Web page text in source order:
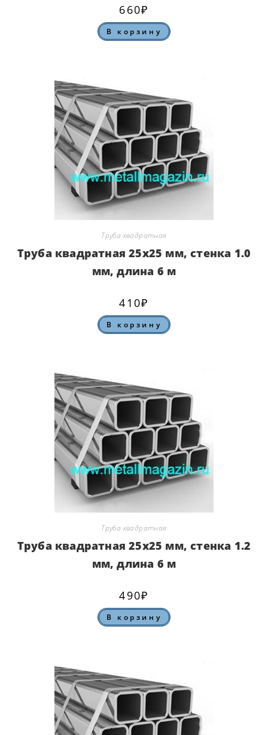
660₽
В корзину
Труба квадратная
Труба квадратная 25х25 мм, стенка 1.0
мм, длина 6 м
410₽
В корзину
Труба квадратная
Труба квадратная 25х25 мм, стенка 1.2
мм, длина 6 м
490₽
В корзину